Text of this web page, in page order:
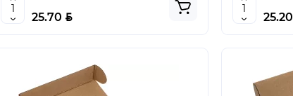
25.70 BYN 25.20